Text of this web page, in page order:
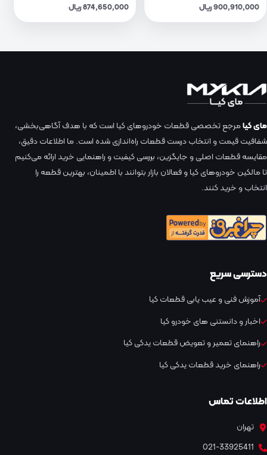
900,910,000 ریال
874,650,000 ریال
مای کیامرجع تخصصی قطعات خودروهای کیا است که با هدف آگاهی‌بخشی،
شفافیت قیمت و انتخاب درست قطعات راه‌اندازی شده است. ما اطلاعات دقیق،
مقایسه قطعات اصلی و جایگزین، بررسی کیفیت و راهنمایی خرید ارائه می‌کنیم
تا مالکین خودروهای کیا و فعالان بازار بتوانند با اطمینان، بهترین قطعه را
انتخاب و خرید کنند.
دسترسی سریع
آموزش فنی و عیب یابی قطعات کیا
اخبار و دانستنی های خودرو کیا
راهنمای تعمیر و تعویض قطعات یدکی کیا
راهنمای خرید قطعات یدکی کیا
اطلاعات تماس
تهران
021-33925411